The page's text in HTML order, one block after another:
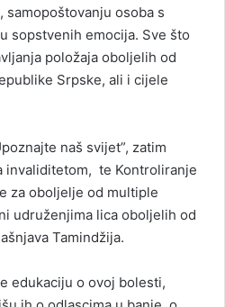
osoba s
sopstvenih emocija. Sve što
položaja oboljelih od
Srpske, ali i cijele
naš svijet”, zatim
invaliditetom, te Kontroliranje
za oboljelje od multiple
udruženjima lica oboljelih od
Tamindžija.
edukaciju o ovoj bolesti,